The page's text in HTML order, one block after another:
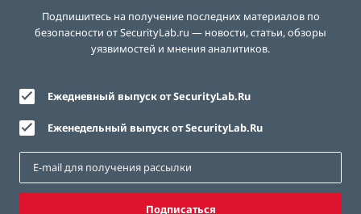
Подпишитесь на получение последних материалов по
безопасности от SecurityLab.ru — новости, статьи, обзоры
уязвимостей и мнения аналитиков.
Ежедневный выпуск от SecurityLab.Ru
Еженедельный выпуск от SecurityLab.Ru
Подписаться